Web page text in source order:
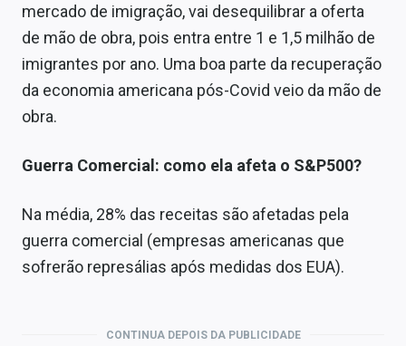
mercado de imigração, vai desequilibrar a oferta
de mão de obra, pois entra entre 1 e 1,5 milhão de
imigrantes por ano. Uma boa parte da recuperação
da economia americana pós-Covid veio da mão de
obra.
Guerra Comercial: como ela afeta o S&P500?
Na média, 28% das receitas são afetadas pela
guerra comercial (empresas americanas que
sofrerão represálias após medidas dos EUA).
CONTINUA DEPOIS DA PUBLICIDADE